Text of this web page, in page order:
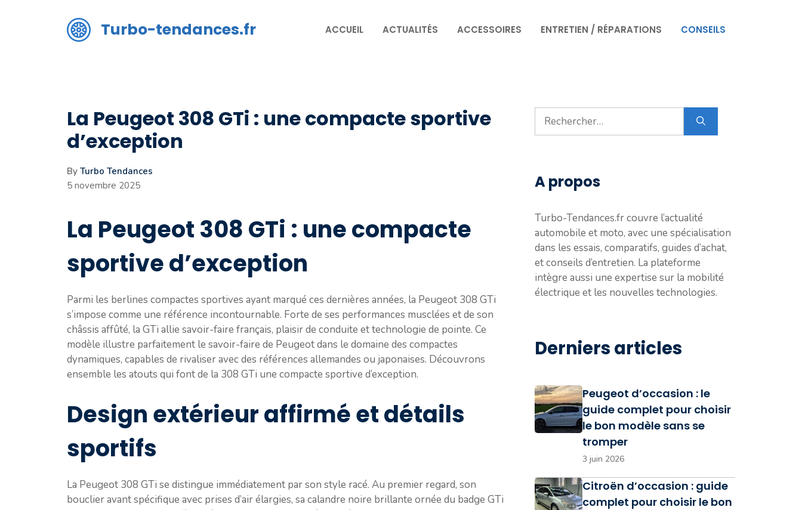
Turbo-tendances.fr ACCUEIL ACTUALITÉS ACCESSOIRES ENTRETIEN / RÉPARATIONS CONSEILS
La Peugeot 308 GTi : une compacte sportive
d’exception
By Turbo Tendances
5 novembre 2025
La Peugeot 308 GTi : une compacte
sportive d’exception
Parmi les berlines compactes sportives ayant marqué ces dernières années, la Peugeot 308 GTi
s’impose comme une référence incontournable. Forte de ses performances musclées et de son
châssis affûté, la GTi allie savoir-faire français, plaisir de conduite et technologie de pointe. Ce
modèle illustre parfaitement le savoir-faire de Peugeot dans le domaine des compactes
dynamiques, capables de rivaliser avec des références allemandes ou japonaises. Découvrons
ensemble les atouts qui font de la 308 GTi une compacte sportive d’exception.
Design extérieur affirmé et détails
sportifs
La Peugeot 308 GTi se distingue immédiatement par son style racé. Au premier regard, son
bouclier avant spécifique avec prises d’air élargies, sa calandre noire brillante ornée du badge GTi
Rechercher :
A propos
Turbo-Tendances.fr couvre l’actualité
automobile et moto, avec une spécialisation
dans les essais, comparatifs, guides d’achat,
et conseils d’entretien. La plateforme
intègre aussi une expertise sur la mobilité
électrique et les nouvelles technologies.
Derniers articles
Peugeot d’occasion : le
guide complet pour choisir
le bon modèle sans se
tromper
3 juin 2026
Citroën d’occasion : guide
complet pour choisir le bon